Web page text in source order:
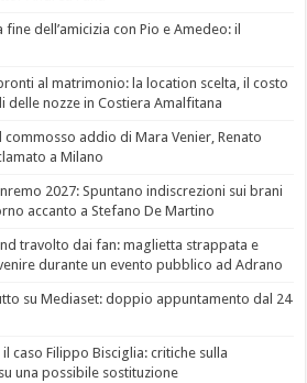
dell’amicizia con Pio e Amedeo: il
al matrimonio: la location scelta, il costo
delle nozze in Costiera Amalfitana
addio di Mara Venier, Renato
a Milano
2027: Spuntano indiscrezioni sui brani
accanto a Stefano De Martino
travolto dai fan: maglietta strappata e
durante un evento pubblico ad Adrano
su Mediaset: doppio appuntamento dal 24
caso Filippo Bisciglia: critiche sulla
una possibile sostituzione